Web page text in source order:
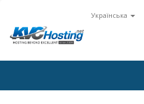
Українська